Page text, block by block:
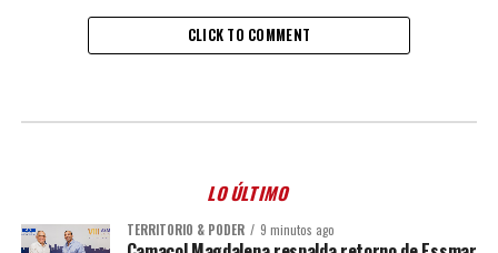
CLICK TO COMMENT
LO ÚLTIMO
TERRITORIO & PODER 9 minutos ago